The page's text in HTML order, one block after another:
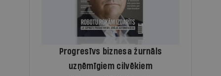
Progresīvs biznesa žurnāls
uzņēmīgiem cilvēkiem